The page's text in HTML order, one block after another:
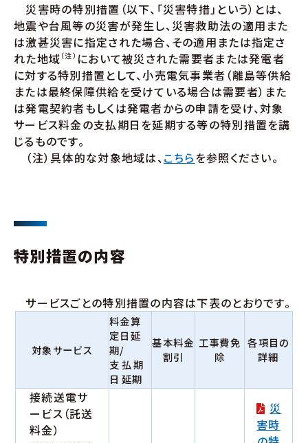
災害時の特別措置（以下、「災害特措」という）とは、
地震や台風等の災害が発生し、災害救助法の適用また
は激甚災害に指定された場合、その適用または指定さ
れた地域 （注） において被災された需要者または発電者
に対する特別措置として、小売電気事業者（離島等供給
または最終保障供給を受けている場合は需要者）また
は発電契約者もしくは発電者からの申請を受け、対象
サービス料金の支払期日を延期する等の特別措置を講
じるものです。
（注）具体的な対象地域は、こちらを参照ください。
特別措置の内容
サービスごとの特別措置の内容は下表のとおりです。
対象サービス
料金算
定日延
期/
支払期
日 延期
基本料金
割引
工事費免
除
各項目の
詳細
接続送電サ
ービス（託送
料金）
災
害時